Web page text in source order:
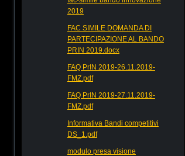
2019
FAC SIMILE DOMANDA DI
PARTECIPAZIONE AL BANDO
PRIN 2019.docx
FAQ PrIN 2019-26.11.2019-
FMZ.pdf
FAQ PrIN 2019-27.11.2019-
FMZ.pdf
Informativa Bandi competitivi
DS_1.pdf
modulo presa visione